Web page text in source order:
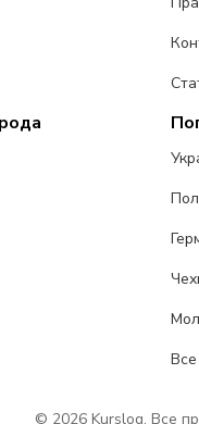
© 2026 Kurslog. Все